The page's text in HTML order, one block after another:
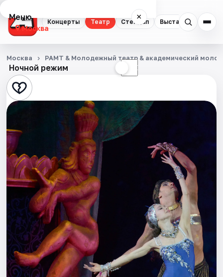
Концерты Театр Стендап Выставки
Меню ×
Москва
Концерты
Театр
Стендап
Квесты
Экскурсии
События
Города
Площадки
Ночной режим ☾
Москва РАМТ & Молодежный театр & академический